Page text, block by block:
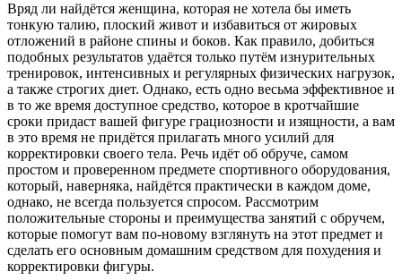
Вряд ли найдётся женщина, которая не хотела бы иметь
тонкую талию, плоский живот и избавиться от жировых
отложений в районе спины и боков. Как правило, добиться
подобных результатов удаётся только путём изнурительных
тренировок, интенсивных и регулярных физических нагрузок,
а также строгих диет. Однако, есть одно весьма эффективное и
в то же время доступное средство, которое в кротчайшие
сроки придаст вашей фигуре грациозности и изящности, а вам
в это время не придётся прилагать много усилий для
корректировки своего тела. Речь идёт об обруче, самом
простом и проверенном предмете спортивного оборудования,
который, наверняка, найдётся практически в каждом доме,
однако, не всегда пользуется спросом. Рассмотрим
положительные стороны и преимущества занятий с обручем,
которые помогут вам по-новому взглянуть на этот предмет и
сделать его основным домашним средством для похудения и
корректировки фигуры.